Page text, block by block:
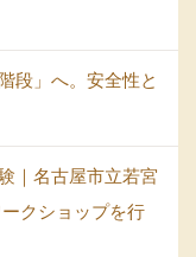
段」へ。安全性と
｜名古屋市立若宮
クショップを行